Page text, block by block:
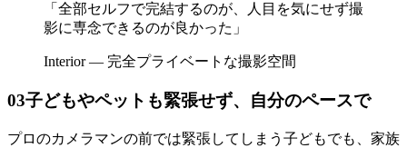
「全部セルフで完結するのが、人目を気にせず撮
影に専念できるのが良かった」
Interior — 完全プライベートな撮影空間
03子どもやペットも緊張せず、自分のペースで
プロのカメラマンの前では緊張してしまう子どもでも、家族